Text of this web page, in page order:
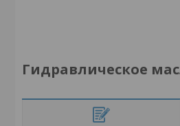
Гидравлическое